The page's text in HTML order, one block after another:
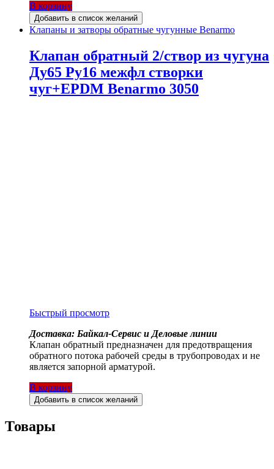
В корзину
Добавить в список желаний
Клапаны и затворы обратные чугунные Benarmo
Клапан обратный 2/створ из чугуна
Ду65 Ру16 межфл створки
чуг+EPDM Benarmo 3050
Быстрый просмотр
Доставка: Байкал-Сервис и Деловые линии
Клапан обратный предназначен для предотвращения
обратного потока рабочей среды в трубопроводах и не
является запорной арматурой.
В корзину
Добавить в список желаний
Товары